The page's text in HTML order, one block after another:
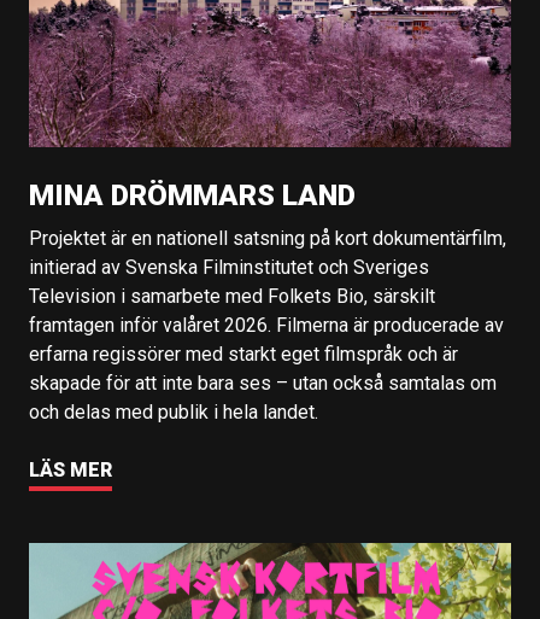
MINA DRÖMMARS LAND
Projektet är en nationell satsning på kort dokumentärfilm,
initierad av Svenska Filminstitutet och Sveriges
Television i samarbete med Folkets Bio, särskilt
framtagen inför valåret 2026. Filmerna är producerade av
erfarna regissörer med starkt eget filmspråk och är
skapade för att inte bara ses – utan också samtalas om
och delas med publik i hela landet.
LÄS MER